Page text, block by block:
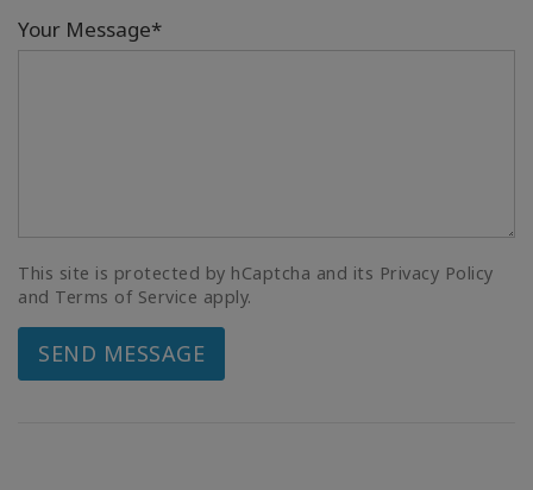
Your Message*
This site is protected by hCaptcha and its Privacy Policy
and Terms of Service apply.
SEND MESSAGE